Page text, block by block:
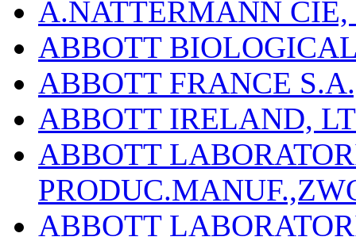
A.NATTERMANN
ABBOTT
ABBOTT FRANCE
ABBOTT IRELAND,
ABBOTT
ABBOTT